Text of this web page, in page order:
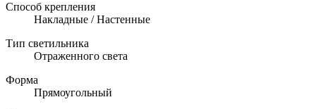
Способ крепления
Накладные / Настенные
Тип светильника
Отраженного света
Форма
Прямоугольный